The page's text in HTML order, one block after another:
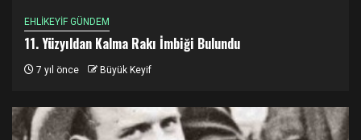
EHLİKEYİF GÜNDEM
11. Yüzyıldan Kalma Rakı İmbiği Bulundu
7 yıl önce Büyük Keyif